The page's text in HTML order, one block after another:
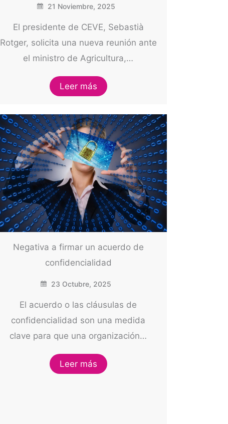
21 Noviembre, 2025
El presidente de CEVE, Sebastià
Rotger, solicita una nueva reunión ante
el ministro de Agricultura,…
Leer más
Negativa a firmar un acuerdo de
confidencialidad
23 Octubre, 2025
El acuerdo o las cláusulas de
confidencialidad son una medida
clave para que una organización…
Leer más